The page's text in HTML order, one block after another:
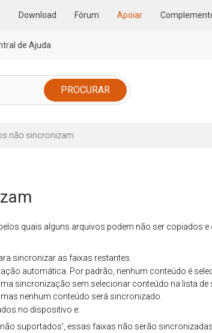
Download Fórum Apoiar
de Ajuda
não sincronizam
quais alguns arquivos podem não ser copiados e
sincronizar as faixas restantes.
automática. Por padrão, nenhum conteúdo é
sincronização sem selecionar conteúdo na lista de
nenhum conteúdo será sincronizado.
no dispositivo e:
suportados', essas faixas não serão